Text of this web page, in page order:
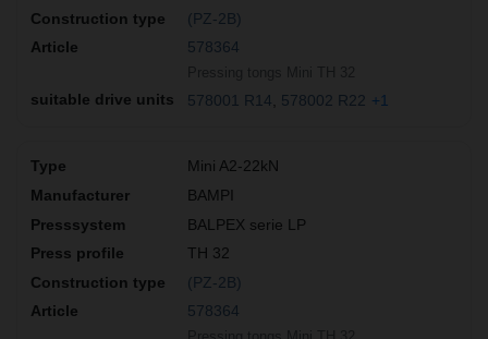
(PZ-2B)
578364
578001 R14 578002 R22 +1
Mini A2-22kN
BAMPI
BALPEX serie LP
TH 32
(PZ-2B)
578364